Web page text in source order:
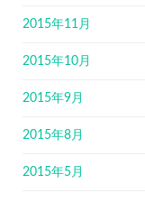
2015年11月
2015年10月
2015年9月
2015年8月
2015年5月